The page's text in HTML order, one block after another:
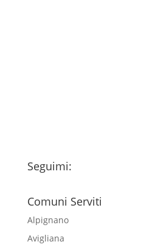
Seguimi:
Comuni Serviti
Alpignano
Avigliana